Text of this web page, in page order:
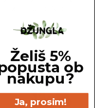
54,00€
Želiš 5%
ob
nakupu?
Ja, prosim!